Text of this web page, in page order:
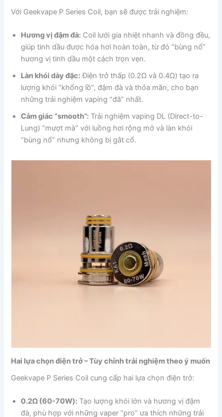
Với Geekvape P Series Coil, bạn sẽ được trải nghiệm:
Hương vị đậm đà: Coil lưới gia nhiệt nhanh và đồng đều,
giúp tinh dầu được hóa hơi hoàn toàn, từ đó “bùng nổ”
hương vị tinh dầu một cách trọn vẹn.
Làn khói dày đặc:Điện trở thấp (0.2Ω và 0.4Ω) tạo ra
lượng khói “khổng lồ”, đậm đà và thỏa mãn, cho bạn
những trải nghiệm vaping “đã” nhất.
Cảm giác “smooth”: Trải nghiệm vaping DL (Direct-to-
Lung) “mượt mà” với luồng hơi rộng mở và làn khói
“bùng nổ” nhưng không bị gắt cổ.
Hai lựa chọn điện trở – Tùy chỉnh trải nghiệm theo ý muốn
Geekvape P Series Coil cung cấp hai lựa chọn điện trở:
0.2Ω (60-70W): Tạo lượng khói lớn và hương vị đậm
đà, phù hợp với những vaper “pro” ưa thích những trải